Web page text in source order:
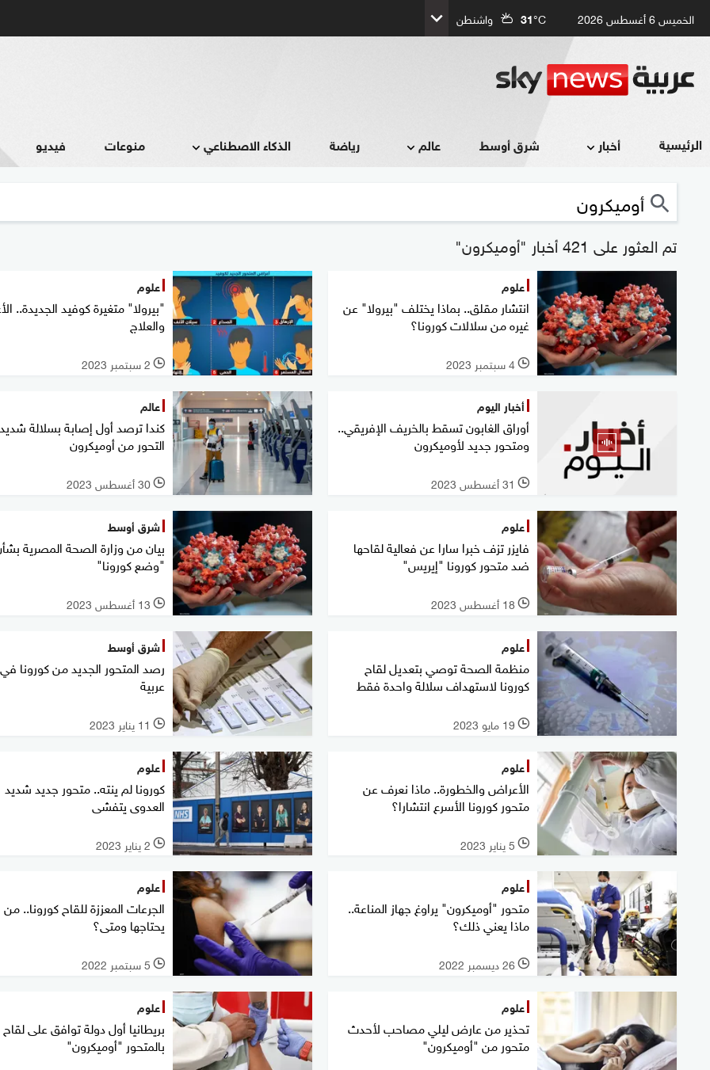
الخميس 6 أغسطس 2026 31°C واشنطن
الرئيسية أخبار شرق أوسط عالم رياضة الذكاء الاصطناعي منوعات فيديو
تم العثور على 421 أخبار "أوميكرون"
علوم
انتشار مقلق.. بماذا يختلف "بيرولا" عن
غيره من سلالات كورونا؟
l 4 سبتمبر 2023
علوم
"بيرولا" متغيرة كوفيد الجديدة..
والعلاج
l 2 سبتمبر 2023
أخبار اليوم
أوراق الغابون تسقط بالخريف الإفريقي..
ومتحور جديد لأوميكرون
l 31 أغسطس 2023
عالم
كندا ترصد أول إصابة بسلالة
التحور من أوميكرون
l 30 أغسطس 2023
علوم
فايزر تزف خبرا سارا عن فعالية لقاحها
ضد متحور كورونا "إيريس"
l 18 أغسطس 2023
شرق أوسط
بيان من وزارة الصحة المصرية
"وضع كورونا"
l 13 أغسطس 2023
علوم
منظمة الصحة توصي بتعديل لقاح
كورونا لاستهداف سلالة واحدة فقط
l 19 مايو 2023
شرق أوسط
رصد المتحور الجديد من كورونا
عربية
l 11 يناير 2023
علوم
الأعراض والخطورة.. ماذا نعرف عن
متحور كورونا الأسرع انتشارا؟
l 5 يناير 2023
علوم
كورونا لم ينته.. متحور جديد شديد
العدوى يتفشى
l 2 يناير 2023
علوم
متحور "أوميكرون" يراوغ جهاز المناعة..
ماذا يعني ذلك؟
l 26 ديسمبر 2022
علوم
الجرعات المعززة للقاح كورونا.. من
يحتاجها ومتى؟
l 5 سبتمبر 2022
علوم
تحذير من عارض ليلي مصاحب لأحدث
متحور من "أوميكرون"
علوم
بريطانيا أول دولة توافق على
بالمتحور "أوميكرون"